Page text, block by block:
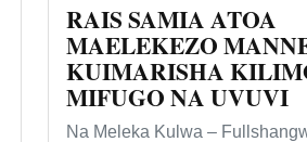
RAIS SAMIA ATOA
MAELEKEZO
KUIMARISHA
MIFUGO NA UVUVI
Na Meleka Kulwa –